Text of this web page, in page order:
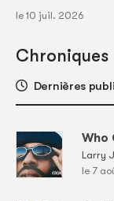
le 10 juil. 2026
Chroniques
Dernières
Who
Larry
le 7